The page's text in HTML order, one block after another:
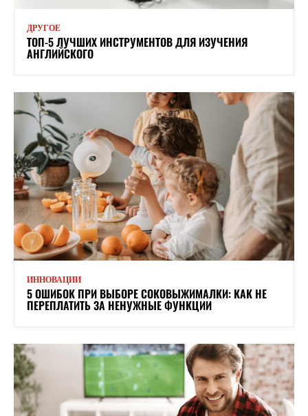
ДРУГОЕ
ТОП-5 ЛУЧШИХ ИНСТРУМЕНТОВ ДЛЯ ИЗУЧЕНИЯ
АНГЛИЙСКОГО
ИННОВАЦИИ
5 ОШИБОК ПРИ ВЫБОРЕ СОКОВЫЖИМАЛКИ: КАК НЕ
ПЕРЕПЛАТИТЬ ЗА НЕНУЖНЫЕ ФУНКЦИИ